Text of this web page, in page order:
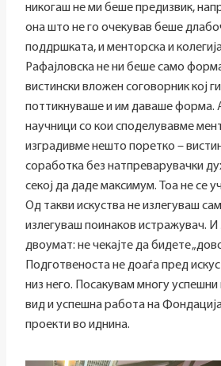
никогаш не ми беше предизвик,
она што не го очекував беше
поддршката, и менторска и
Рафајловска не ни беше само
вистински вложен соговорник кој
поттикнуваше и им даваше форма.
научници со кои споделувавме
изградивме нешто поретко –
соработка без натпреварувачки
секој да даде максимум. Тоа не се
Од такви искуства не излегуваш
излегуваш поинаков истражувач. И
двоумат: не чекајте да бидете
Подготвеноста не доаѓа пред
низ него. Посакувам многу
вид и успешна работа на
проекти во иднина.